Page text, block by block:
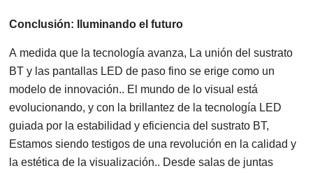
Conclusión: Iluminando el futuro
A medida que la tecnología avanza, La unión del sustrato
BT y las pantallas LED de paso fino se erige como un
modelo de innovación.. El mundo de lo visual está
evolucionando, y con la brillantez de la tecnología LED
guiada por la estabilidad y eficiencia del sustrato BT,
Estamos siendo testigos de una revolución en la calidad y
la estética de la visualización.. Desde salas de juntas